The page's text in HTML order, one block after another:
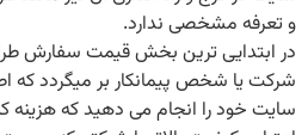
و تعرفه مشخصی ندارد.
در ابتدایی ترین بخش قیمت سفارش
شرکت یا شخص پیمانکار بر میگردد که
سایت خود را انجام می دهید که هزینه